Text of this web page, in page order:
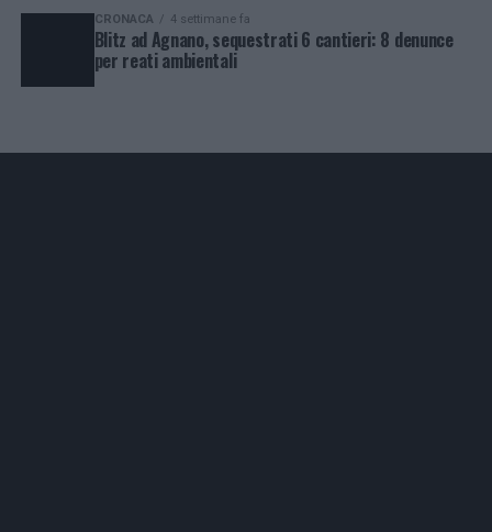
CRONACA 4 settimane fa
Blitz ad Agnano, sequestrati 6 cantieri: 8 denunce
per reati ambientali